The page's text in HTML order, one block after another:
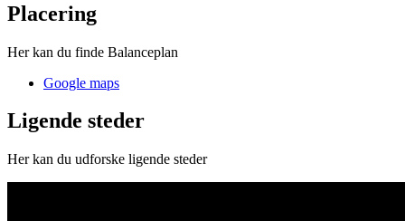
Placering
Her kan du finde Balanceplan
Google maps
Ligende steder
Her kan du udforske ligende steder